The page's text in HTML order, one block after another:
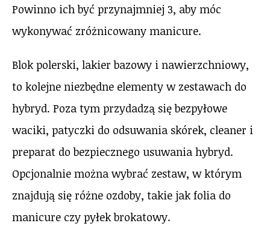
Powinno ich być przynajmniej 3, aby móc
wykonywać zróżnicowany manicure.
Blok polerski, lakier bazowy i nawierzchniowy,
to kolejne niezbędne elementy w zestawach do
hybryd. Poza tym przydadzą się bezpyłowe
waciki, patyczki do odsuwania skórek, cleaner i
preparat do bezpiecznego usuwania hybryd.
Opcjonalnie można wybrać zestaw, w którym
znajdują się różne ozdoby, takie jak folia do
manicure czy pyłek brokatowy.